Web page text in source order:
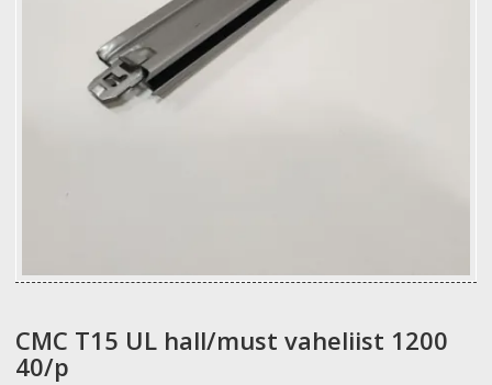
CMC T15 UL hall/must vaheliist 1200
40/p